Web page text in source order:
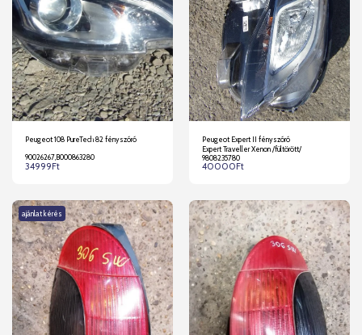
Peugeot 108 PureTech 82 fényszóró
90026267,B000863280
34999Ft
Peugeot Expert II fényszóró
Expert Traveller Xenon /fültörött/
9808235780
40000Ft
ajánlat kérés